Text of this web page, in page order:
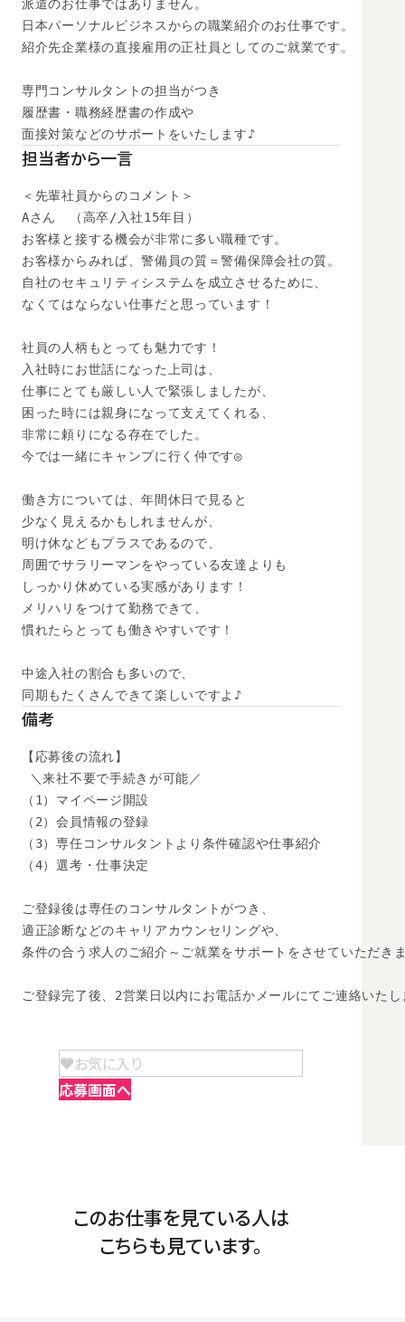
派遣のお仕事ではありません。
日本パーソナルビジネスからの職業紹介のお仕事です。
紹介先企業様の直接雇用の正社員としてのご就業です。
専門コンサルタントの担当がつき
履歴書・職務経歴書の作成や
面接対策などのサポートをいたします♪
担当者から一言
＜先輩社員からのコメント＞
Aさん　（高卒/入社15年目）
お客様と接する機会が非常に多い職種です。
お客様からみれば、警備員の質＝警備保障会社の質。
自社のセキュリティシステムを成立させるために、
なくてはならない仕事だと思っています！
社員の人柄もとっても魅力です！
入社時にお世話になった上司は、
仕事にとても厳しい人で緊張しましたが、
困った時には親身になって支えてくれる、
非常に頼りになる存在でした。
今では一緒にキャンプに行く仲です◎
働き方については、年間休日で見ると
少なく見えるかもしれませんが、
明け休などもプラスであるので、
周囲でサラリーマンをやっている友達よりも
しっかり休めている実感があります！
メリハリをつけて勤務できて、
慣れたらとっても働きやすいです！
中途入社の割合も多いので、
同期もたくさんできて楽しいですよ♪
備考
【応募後の流れ】
＼来社不要で手続きが可能／
（1）マイページ開設
（2）会員情報の登録
（3）専任コンサルタントより条件確認や仕事紹介
（4）選考・仕事決定
ご登録後は専任のコンサルタントがつき、
適正診断などのキャリアカウンセリングや、
条件の合う求人のご紹介～ご就業をサポートをさせていただき
ご登録完了後、2営業日以内にお電話かメールにてご連絡いたし
お気に入り
応募画面へ
このお仕事を見ている人は
こちらも見ています。